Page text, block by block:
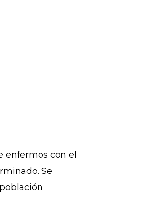
con el
Se